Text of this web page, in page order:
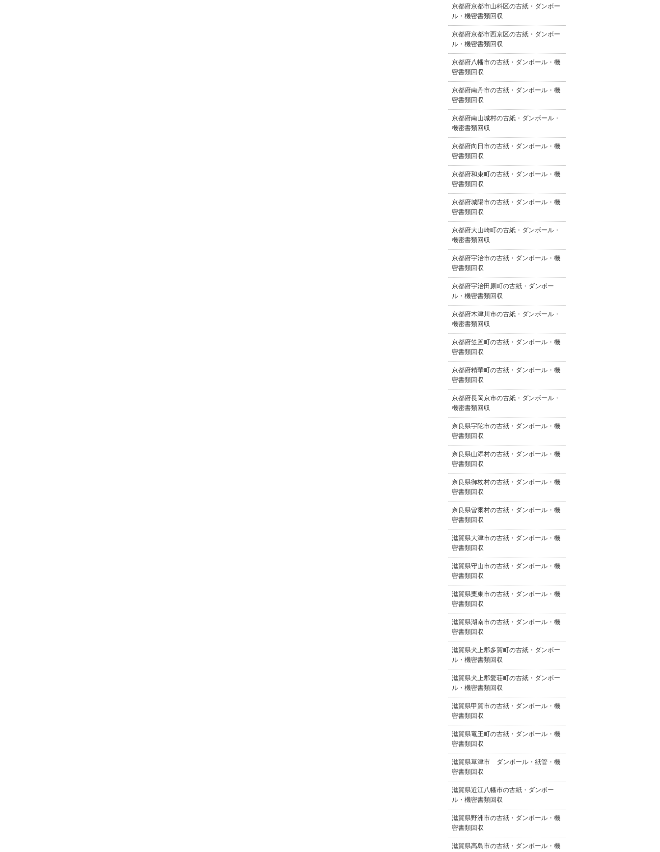
京都府京都市山科区の古紙・ダンボー
ル・機密書類回収
京都府京都市西京区の古紙・ダンボー
ル・機密書類回収
京都府八幡市の古紙・ダンボール・機
密書類回収
京都府南丹市の古紙・ダンボール・機
密書類回収
京都府南山城村の古紙・ダンボール・
機密書類回収
京都府向日市の古紙・ダンボール・機
密書類回収
京都府和束町の古紙・ダンボール・機
密書類回収
京都府城陽市の古紙・ダンボール・機
密書類回収
京都府大山崎町の古紙・ダンボール・
機密書類回収
京都府宇治市の古紙・ダンボール・機
密書類回収
京都府宇治田原町の古紙・ダンボー
ル・機密書類回収
京都府木津川市の古紙・ダンボール・
機密書類回収
京都府笠置町の古紙・ダンボール・機
密書類回収
京都府精華町の古紙・ダンボール・機
密書類回収
京都府長岡京市の古紙・ダンボール・
機密書類回収
奈良県宇陀市の古紙・ダンボール・機
密書類回収
奈良県山添村の古紙・ダンボール・機
密書類回収
奈良県御杖村の古紙・ダンボール・機
密書類回収
奈良県曽爾村の古紙・ダンボール・機
密書類回収
滋賀県大津市の古紙・ダンボール・機
密書類回収
滋賀県守山市の古紙・ダンボール・機
密書類回収
滋賀県栗東市の古紙・ダンボール・機
密書類回収
滋賀県湖南市の古紙・ダンボール・機
密書類回収
滋賀県犬上郡多賀町の古紙・ダンボー
ル・機密書類回収
滋賀県犬上郡愛荘町の古紙・ダンボー
ル・機密書類回収
滋賀県甲賀市の古紙・ダンボール・機
密書類回収
滋賀県竜王町の古紙・ダンボール・機
密書類回収
滋賀県草津市 ダンボール・紙管・機
密書類回収
滋賀県近江八幡市の古紙・ダンボー
ル・機密書類回収
滋賀県野洲市の古紙・ダンボール・機
密書類回収
滋賀県高島市の古紙・ダンボール・機